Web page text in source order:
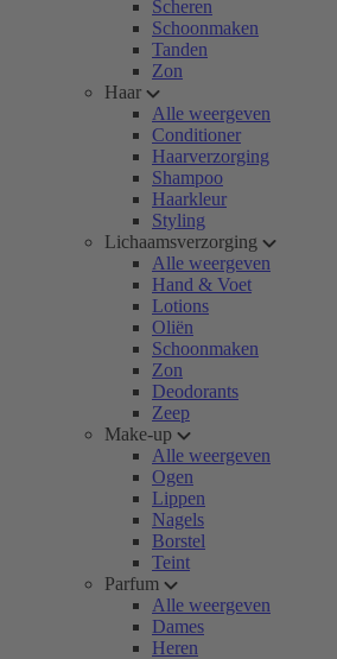
Scheren
Schoonmaken
Tanden
Zon
Haar
Alle weergeven
Conditioner
Haarverzorging
Shampoo
Haarkleur
Styling
Lichaamsverzorging
Alle weergeven
Hand & Voet
Lotions
Oliën
Schoonmaken
Zon
Deodorants
Zeep
Make-up
Alle weergeven
Ogen
Lippen
Nagels
Borstel
Teint
Parfum
Alle weergeven
Dames
Heren